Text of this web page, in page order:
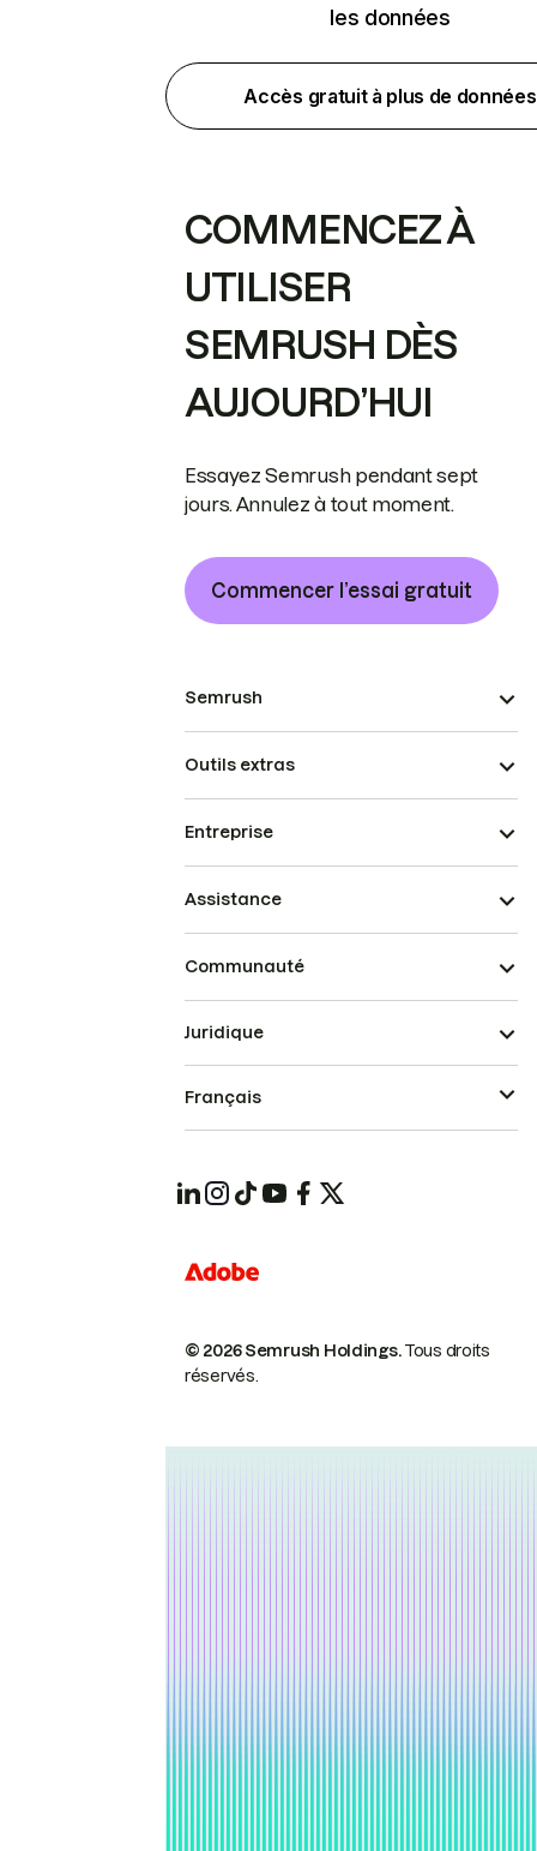
les données
Accès gratuit à plus de données
COMMENCEZ À
UTILISER
SEMRUSH DÈS
AUJOURD’HUI
Essayez Semrush pendant sept
jours. Annulez à tout moment.
Commencer l’essai gratuit
Semrush
Outils extras
Entreprise
Assistance
Communauté
© 2026 Semrush Holdings.Tous droits
réservés.
Juridique
Français